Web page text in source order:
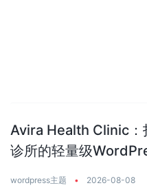
Avira Health Clinic：
诊所的轻量级
wordpress主题 • 2026-08-08